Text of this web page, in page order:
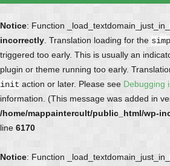
Notice: Function
incorrectly . Translation loading for the
triggered too early. This is usually an
plugin or theme running too early.
init action or later. Please see Debugging
information. (This message was added in
/home/mappaintercult/public_html/wp-
line 6170
Notice: Function